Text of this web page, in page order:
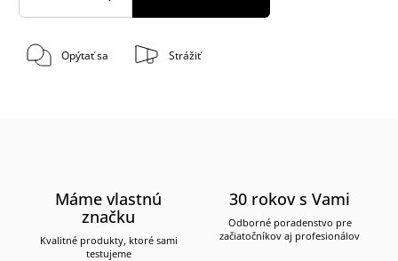
Opýtať sa Strážiť
Máme vlastnú
značku
Kvalitné produkty, ktoré sami
testujeme
30 rokov s Vami
Odborné poradenstvo pre
začiatočníkov aj profesionálov